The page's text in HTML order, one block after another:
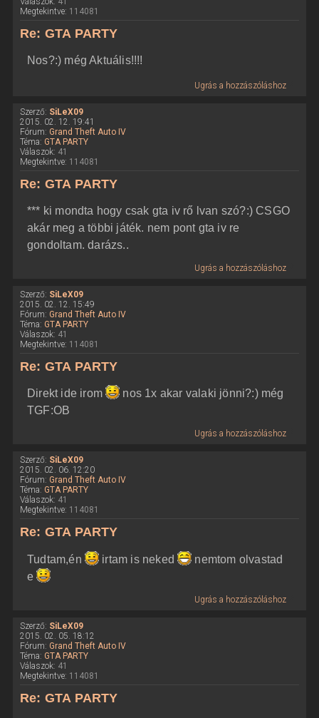
Megtekintve: 114081
Re: GTA PARTY
Nos?:) még Aktuális!!!!
Ugrás a hozzászóláshoz
Szerző: SiLeX09
2015. 02. 12. 19:41
Fórum: Grand Theft Auto IV
Téma: GTA PARTY
Válaszok: 41
Megtekintve: 114081
Re: GTA PARTY
*** ki mondta hogy csak gta iv rő lvan szó?:) CSGO
akár meg a többi játék. nem pont gta iv re
gondoltam. darázs..
Ugrás a hozzászóláshoz
Szerző: SiLeX09
2015. 02. 12. 15:49
Fórum: Grand Theft Auto IV
Téma: GTA PARTY
Válaszok: 41
Megtekintve: 114081
Re: GTA PARTY
Direkt ide irom
nos 1x akar valaki jönni?:) még
TGF:OB
Ugrás a hozzászóláshoz
Szerző: SiLeX09
2015. 02. 06. 12:20
Fórum: Grand Theft Auto IV
Téma: GTA PARTY
Válaszok: 41
Megtekintve: 114081
Re: GTA PARTY
Tudtam,én irtam is neked
nemtom olvastad
e
Ugrás a hozzászóláshoz
Szerző: SiLeX09
2015. 02. 05. 18:12
Fórum: Grand Theft Auto IV
Téma: GTA PARTY
Válaszok: 41
Megtekintve: 114081
Re: GTA PARTY